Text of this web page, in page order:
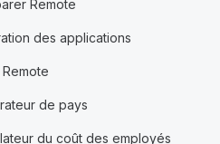
Remote
des applications
de pays
du coût des employés